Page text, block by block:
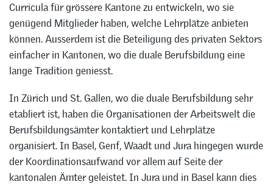
Curricula für grössere Kantone zu entwickeln, wo sie
genügend Mitglieder haben, welche Lehrplätze anbieten
können. Ausserdem ist die Beteiligung des privaten Sektors
einfacher in Kantonen, wo die duale Berufsbildung eine
lange Tradition geniesst.
In Zürich und St. Gallen, wo die duale Berufsbildung sehr
etabliert ist, haben die Organisationen der Arbeitswelt die
Berufsbildungsämter kontaktiert und Lehrplätze
organisiert. In Basel, Genf, Waadt und Jura hingegen wurde
der Koordinationsaufwand vor allem auf Seite der
kantonalen Ämter geleistet. In Jura und in Basel kann dies